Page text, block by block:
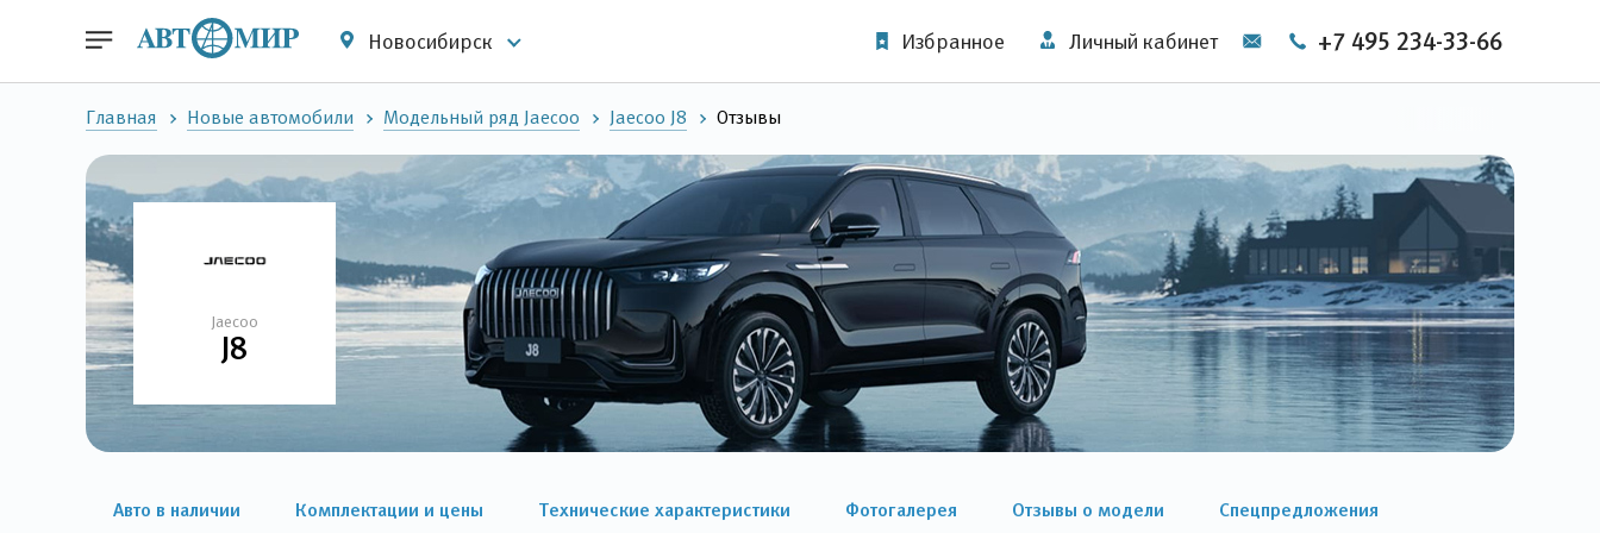
Новосибирск Избранное Личный кабинет +7 495 234-33-66
Главная Новые автомобили Модельный ряд Jaecoo Jaecoo J8 Отзывы
Jaecoo
J8
Авто в наличии Комплектации и цены Технические характеристики Фотогалерея Отзывы о модели Спецпредложения